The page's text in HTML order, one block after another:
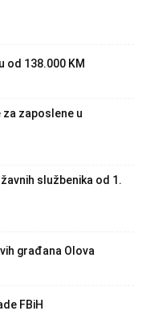
od 138.000 KM
zaposlene u
službenika od 1.
građana Olova
FBiH